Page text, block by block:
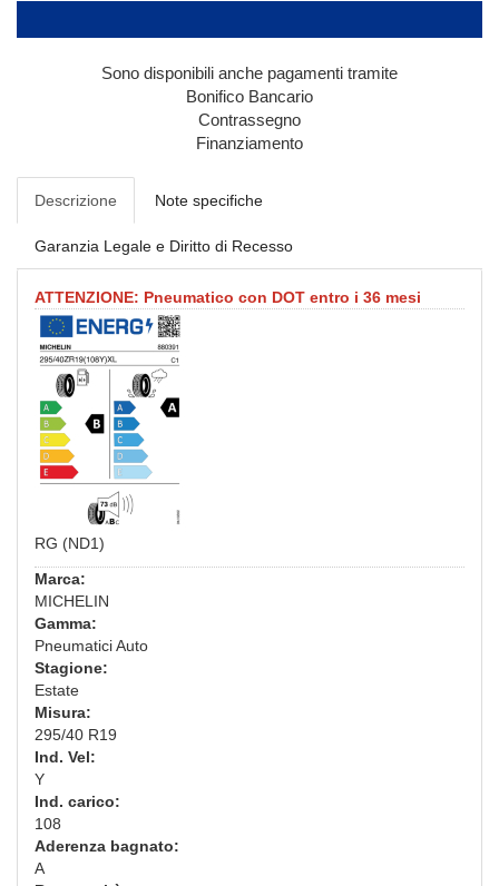
Sono disponibili anche pagamenti tramite
Bonifico Bancario
Contrassegno
Finanziamento
Descrizione Note specifiche
Garanzia Legale e Diritto di Recesso
ATTENZIONE: Pneumatico con DOT entro i 36 mesi
RG (ND1)
Marca:
MICHELIN
Gamma:
Pneumatici Auto
Stagione:
Estate
Misura:
295/40 R19
Ind. Vel:
Y
Ind. carico:
108
Aderenza bagnato:
A